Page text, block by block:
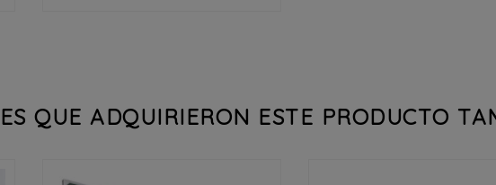
QUE ADQUIRIERON ESTE PRODUCTO